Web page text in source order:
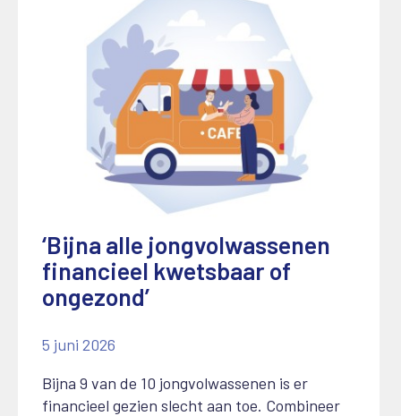
‘Bijna alle jongvolwassenen
financieel kwetsbaar of
ongezond’
5 juni 2026
Bijna 9 van de 10 jongvolwassenen is er
financieel gezien slecht aan toe. Combineer